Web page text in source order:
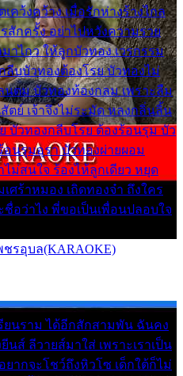
เคว้งคว้าง เมื่อรักห่างร้างไกล
สักครั้ง อย่าไปหวังความรวย
าไกว ให้ลูกบัวทอง เวรกรรม
ลีบบัวทองต้องโรย บัวทองไม่
นตม บัวทองท้องกลม เพราะลืม
ย์ เจ้าจึงไม่ระมัด หลงกลิ่นลิ้น
บัวทองกลีบโรย ต้องร้อนรุม บัว
นรุมอุรา บัวทองผ่ายผอม
ม่สนใจ ร้องไห้ลูกเดียว หยุด
ศร้าหมอง เถิดทองจ๋า ถึงใคร
ชื่อว่าไง พี่ขอเป็นเพื่อนปลอบใจ
ชรอุบล(KARAOKE)
ยนราม ได้อีกสักสามพัน ฉันคง
นส์ ลีวายส์มาใส่ เพราะเราเป็น
ยากจะโชว์ถึงหิวโซ เด็กใต้ก็ไม่